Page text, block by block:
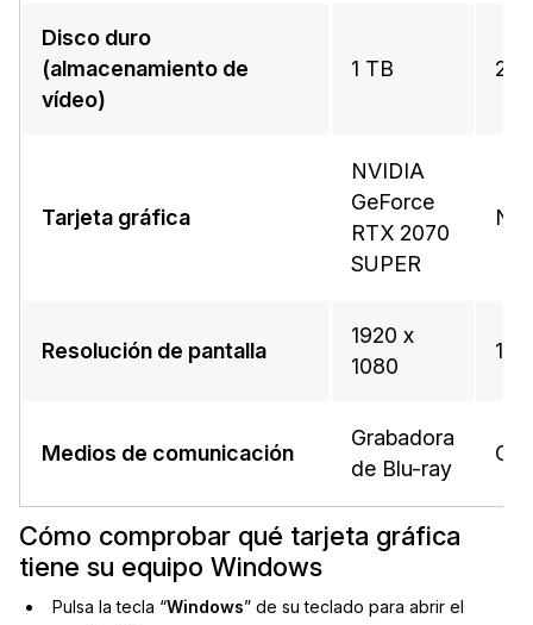
Disco duro
(almacenamiento de
vídeo)
1 TB 2
Tarjeta gráfica
NVIDIA
GeForce
RTX 2070
SUPER
Resolución de pantalla
1920 x
1080
Medios de comunicación
Grabadora
de Blu-ray
Cómo comprobar qué tarjeta gráfica
tiene su equipo Windows
Pulsa la tecla “Windows” de su teclado para abrir el